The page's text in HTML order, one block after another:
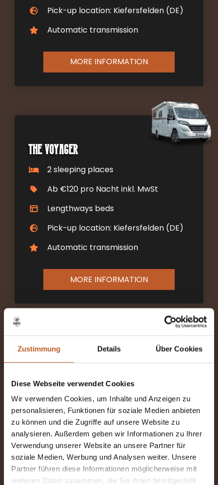
Zustimmung Details Über Cookies
Diese Webseite verwendet Cookies
Wir verwenden Cookies, um Inhalte und Anzeigen zu
personalisieren, Funktionen für soziale Medien anbieten
zu können und die Zugriffe auf unsere Website zu
analysieren. Außerdem geben wir Informationen zu Ihrer
Verwendung unserer Website an unsere Partner für
soziale Medien, Werbung und Analysen weiter. Unsere
Partner führen diese Informationen möglicherweise mit
weiteren Daten zusammen, die Sie ihnen bereitgestellt
Pick-up location: Kiefersfelden (DE)
Automatic transmission
MORE INFORMATION
The Voyager
2 sleeping places
Ab €120 pro Nacht inkl. MwSt
Lengthways beds
Pick-up location: Kiefersfelden (DE)
Automatic transmission
MORE INFORMATION
The Explorer
2-4 sleeping places
Ab €120 pro Nacht inkl. MwSt
Lengthways beds and drop-down
bed
Pick-up location: Kiefersfelden (DE)
Manual gearbox